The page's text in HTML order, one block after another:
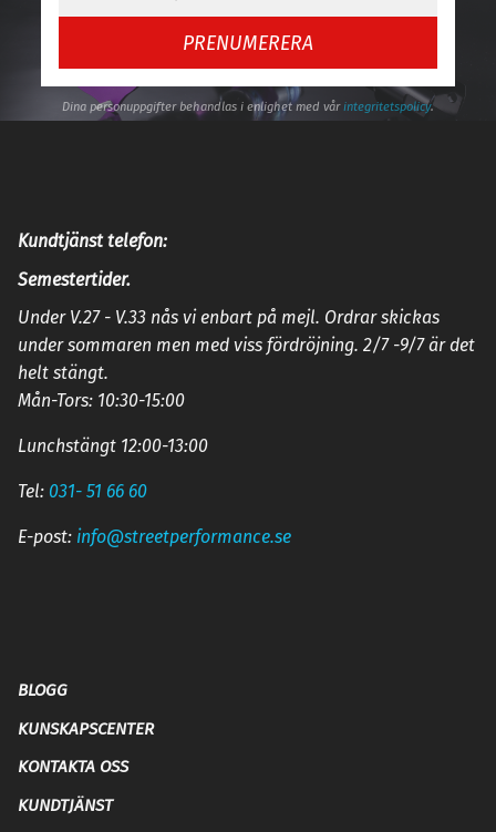
PRENUMERERA
Dina personuppgifter behandlas i enlighet med vårintegritetspolicy.
Kundtjänst telefon:
Semestertider.
Under V.27 - V.33 nås vi enbart på mejl. Ordrar skickas
under sommaren men med viss fördröjning. 2/7 -9/7 är det
helt stängt.
Mån-Tors: 10:30-15:00
Lunchstängt 12:00-13:00
Tel: 031- 51 66 60
E-post: info@streetperformance.se
BLOGG
KUNSKAPSCENTER
KONTAKTA OSS
KUNDTJÄNST